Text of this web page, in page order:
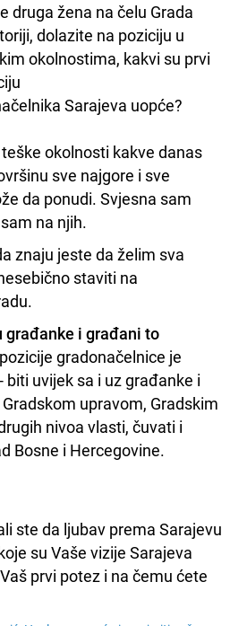
druga žena na čelu Grada
dolazite na poziciju u
okolnostima, kakvi su prvi
Sarajeva uopće?
okolnosti kakve danas
sve najgore i sve
da ponudi. Svjesna sam
na njih.
znaju jeste da želim sva
staviti na
građanke i građani to
gradonačelnice je
uvijek sa i uz građanke i
upravom, Gradskim
nivoa vlasti, čuvati i
Bosne i Hercegovine.
ste da ljubav prema Sarajevu
su Vaše vizije Sarajeva
prvi potez i na čemu ćete